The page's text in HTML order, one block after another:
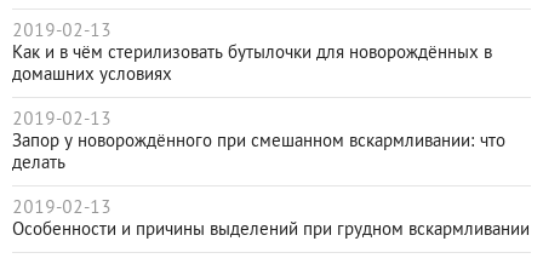
2019-02-13
Как и в чём стерилизовать бутылочки для новорождённых в
домашних условиях
2019-02-13
Запор у новорождённого при смешанном вскармливании: что
делать
2019-02-13
Особенности и причины выделений при грудном вскармливании